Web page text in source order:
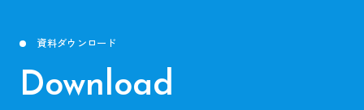
資料ダウンロード
Download